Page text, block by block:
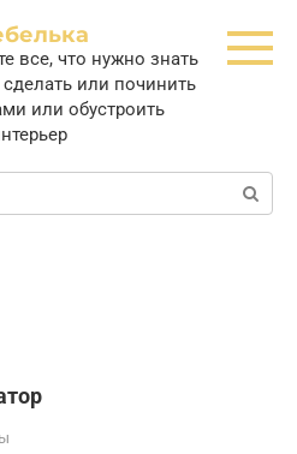
все, что нужно знать
или починить
или обустроить